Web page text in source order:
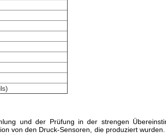
und der Prüfung in der strengen
von den Druck-Sensoren, die produziert